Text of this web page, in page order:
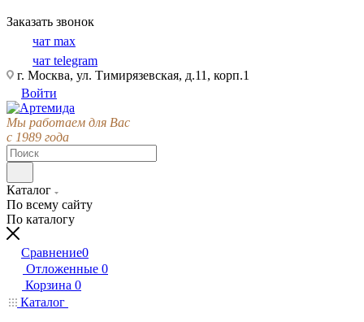
Заказать звонок
чат max
чат telegram
г. Москва, ул. Тимирязевская, д.11, корп.1
Войти
Мы работаем для Вас
с 1989 года
Каталог
По всему сайту
По каталогу
Сравнение0
Отложенные 0
Корзина 0
Каталог